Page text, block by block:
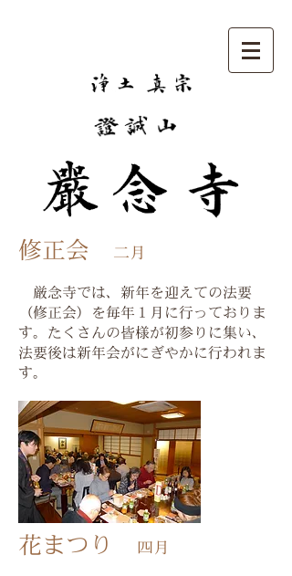
修正会 ​二月
厳念寺では、新年を迎えての法要
（修正会）を毎年１月に行っておりま
す。たくさんの皆様が初参りに集い、
法要後は新年会がにぎやかに行われま
す。
花まつり 四月